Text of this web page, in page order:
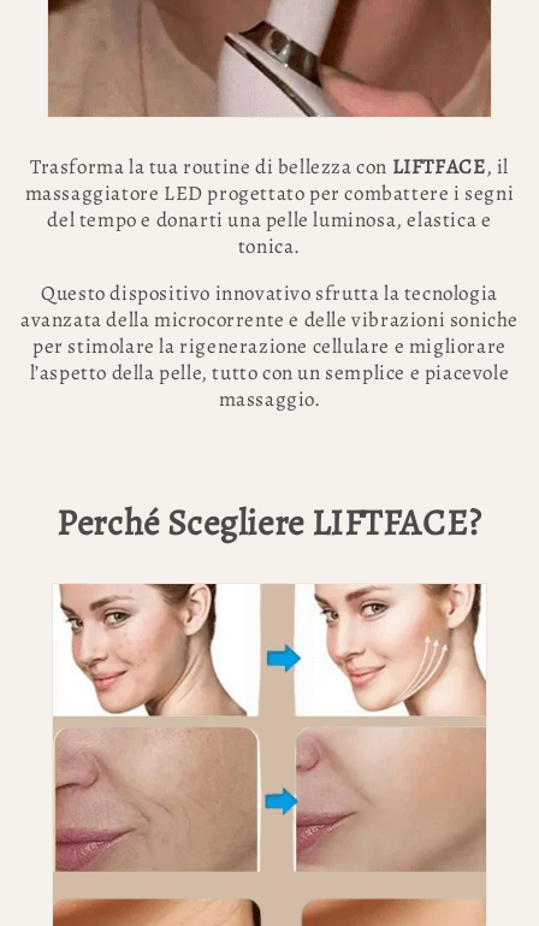
Trasforma la tua routine di bellezza con LIFTFACE, il
massaggiatore LED progettato per combattere i segni
del tempo e donarti una pelle luminosa, elastica e
tonica.
Questo dispositivo innovativo sfrutta la tecnologia
avanzata della microcorrente e delle vibrazioni soniche
per stimolare la rigenerazione cellulare e migliorare
l’aspetto della pelle, tutto con un semplice e piacevole
massaggio.
Perché Scegliere LIFTFACE?